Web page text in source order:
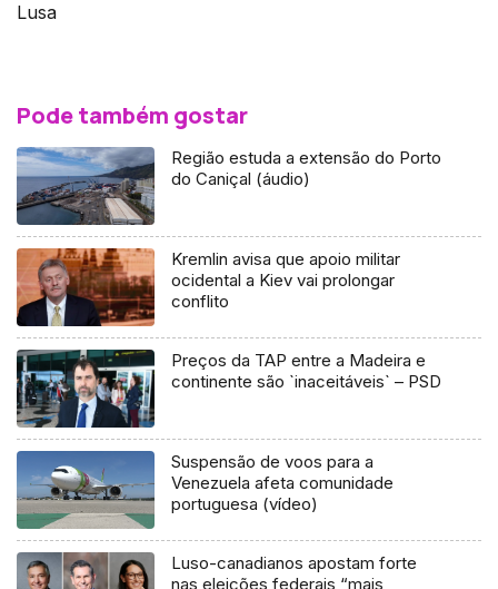
Lusa
Pode também gostar
Região estuda a extensão do Porto
do Caniçal (áudio)
Kremlin avisa que apoio militar
ocidental a Kiev vai prolongar
conflito
Preços da TAP entre a Madeira e
continente são `inaceitáveis` – PSD
Suspensão de voos para a
Venezuela afeta comunidade
portuguesa (vídeo)
Luso-canadianos apostam forte
nas eleições federais “mais